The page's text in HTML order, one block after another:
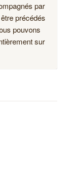
par
précédés
pouvons
sur